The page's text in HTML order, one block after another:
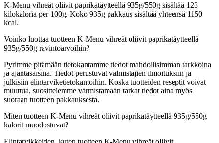
K-Menu vihreät oliivit paprikatäytteellä 935g/550g sisältää 123
kilokaloria per 100g. Koko 935g pakkaus sisältää yhteensä 1150
kcal.
Voinko luottaa tuotteen K-Menu vihreät oliivit paprikatäytteellä
935g/550g ravintoarvoihin?
Pyrimme pitämään tietokantamme tiedot mahdollisimman tarkkoina
ja ajantasaisina. Tiedot perustuvat valmistajien ilmoituksiin ja
julkisiin elintarviketietokantoihin. Koska tuotteiden reseptit voivat
muuttua, suosittelemme varmistamaan tarkat tiedot aina myös
suoraan tuotteen pakkauksesta.
Miten tuotteen K-Menu vihreät oliivit paprikatäytteellä 935g/550g
kalorit muodostuvat?
Elintarvikkeiden, kuten tuotteen K-Menu vihreät oliivit